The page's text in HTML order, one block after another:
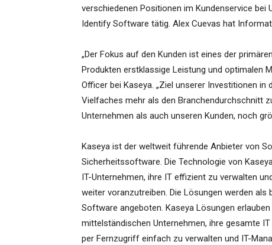
verschiedenen Positionen im Kundenservice bei
Identify Software tätig. Alex Cuevas hat
„Der Fokus auf den Kunden ist eines der
Produkten erstklassige Leistung und optimalen
Officer bei Kaseya. „Ziel unserer Investitionen
Vielfaches mehr als den Branchendurchschnitt
Unternehmen als auch unseren Kunden, noch
Kaseya ist der weltweit führende Anbieter von
Sicherheitssoftware. Die Technologie von
IT-Unternehmen, ihre IT effizient zu verwalten
weiter voranzutreiben. Die Lösungen werden
Software angeboten. Kaseya Lösungen
mittelständischen Unternehmen, ihre gesamte
per Fernzugriff einfach zu verwalten und IT-